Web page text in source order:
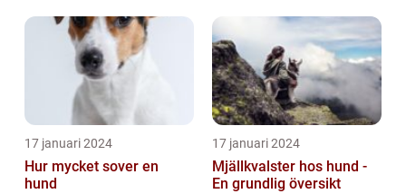
hund dräktig...
17 januari 2024
Hur mycket sover en
hund
17 januari 2024
Mjällkvalster hos hund -
En grundlig översikt